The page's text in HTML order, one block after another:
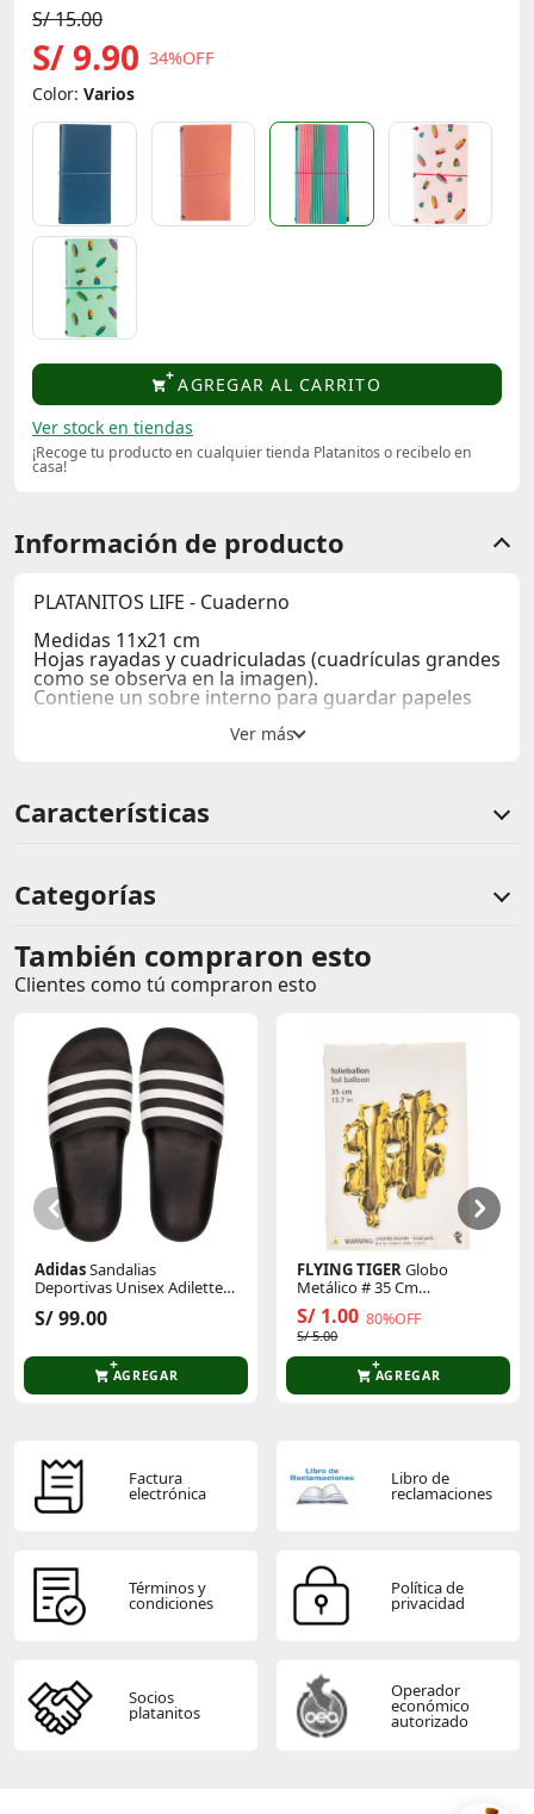
S/ 15.00
S/ 9.90 34%OFF
Color: Varios
AGREGAR AL CARRITO
Ver stock en tiendas
¡Recoge tu producto en cualquier tienda Platanitos o recibelo en
casa!
Información de producto
PLATANITOS LIFE - Cuaderno
Medidas 11x21 cm
Hojas rayadas y cuadriculadas (cuadrículas grandes
como se observa en la imagen).
Contiene un sobre interno para guardar papeles
Características
Categorías
Comentarios de clientes
Comentarios de clientes que compraron este producto
Sin calificaciones
Este producto aún no tiene calificaciones.
Sé el primero en comentar y acumula Puntos.
También compraron esto
Clientes como tú compraron esto
AdidasSandalias
Deportivas Unisex Adilette
S/ 99.00
AGREGAR
FLYING TIGERGlobo
Metálico # 35 Cm
P/Cumpleaños 3005873
S/ 1.00 80%OFF
S/ 5.00
AGREGAR
Factura
electrónica
Libro de
reclamaciones
Términos y
condiciones
Política de
privacidad
Socios
platanitos
Operador
económico
autorizado